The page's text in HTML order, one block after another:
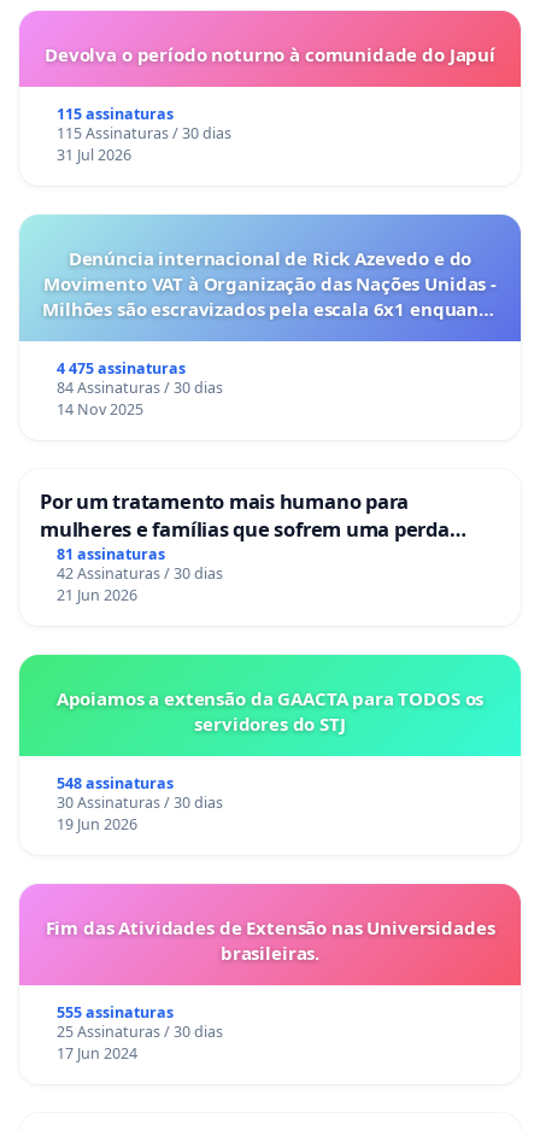
Devolva o período noturno à comunidade do Japuí
115 assinaturas
115 Assinaturas / 30 dias
31 Jul 2026
Denúncia internacional de Rick Azevedo e do
Movimento VAT à Organização das Nações Unidas -
Milhões são escravizados pela escala 6x1 enquanto
4 475 assinaturas
84 Assinaturas / 30 dias
14 Nov 2025
Por um tratamento mais humano para
mulheres e famílias que sofrem uma perda
gestacional nos hospitais portugueses
81 assinaturas
42 Assinaturas / 30 dias
21 Jun 2026
Apoiamos a extensão da GAACTA para TODOS os
servidores do STJ
548 assinaturas
30 Assinaturas / 30 dias
19 Jun 2026
Fim das Atividades de Extensão nas Universidades
brasileiras.
555 assinaturas
25 Assinaturas / 30 dias
17 Jun 2024